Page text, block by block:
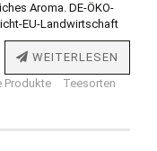
Aroma. DE-ÖKO-
EU-Landwirtschaft
WEITERLESEN
Produkte
Teesorten